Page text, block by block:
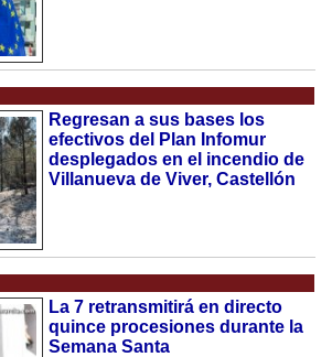
Regresan a sus bases los
efectivos del Plan Infomur
desplegados en el incendio de
Villanueva de Viver, Castellón
La 7 retransmitirá en directo
quince procesiones durante la
Semana Santa